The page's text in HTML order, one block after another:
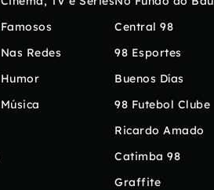
Famosos
Nas Redes
Humor
Música
Central 98
98 Esportes
Buenos Días
98 Futebol Clube
Ricardo Amado
Catimba 98
Graffite